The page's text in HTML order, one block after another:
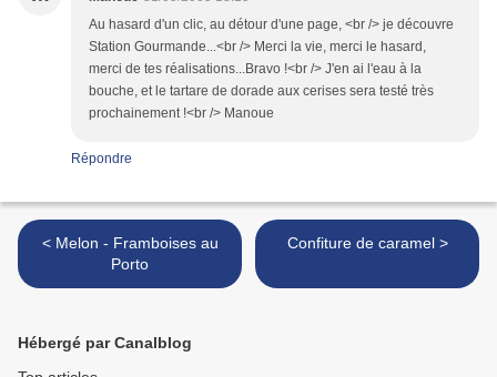
Au hasard d'un clic, au détour d'une page, <br /> je découvre
Station Gourmande...<br /> Merci la vie, merci le hasard,
merci de tes réalisations...Bravo !<br /> J'en ai l'eau à la
bouche, et le tartare de dorade aux cerises sera testé très
prochainement !<br /> Manoue
Répondre
< Melon - Framboises au
Porto
Confiture de caramel >
Hébergé par Canalblog